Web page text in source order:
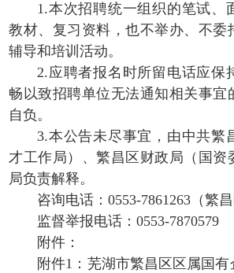
1.本次招聘统一组织的笔试、
教材、复习资料，也不举办、不委
辅导和培训活动。
2.应聘者报名时所留电话应保
畅以致招聘单位无法通知相关事宜
自负。
3.本公告未尽事宜，由中共繁
才工作局）、繁昌区财政局（国资
局负责解释。
咨询电话：0553-7861263（繁昌
监督举报电话：0553-7870579
附件：
附件1：芜湖市繁昌区区属国